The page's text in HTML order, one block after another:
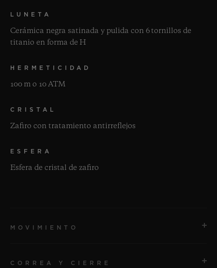
LUNETA
Cerámica negra satinada y pulida con 6 tornillos de
titanio en forma de H
HERMETICIDAD
100 m o 10 ATM
CRISTAL
Zafiro con tratamiento antirreflejos
ESFERA
Esfera de cristal de zafiro
MOVIMIENTO
CORREA Y CIERRE